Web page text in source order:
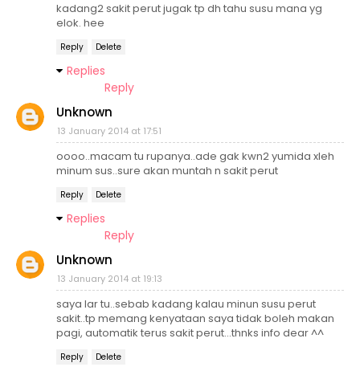
kadang2 sakit perut jugak tp dh tahu susu mana yg
elok. hee
Reply Delete
Replies
Reply
Unknown
13 January 2014 at 17:51
oooo..macam tu rupanya..ade gak kwn2 yumida xleh
minum sus..sure akan muntah n sakit perut
Reply Delete
Replies
Reply
Unknown
13 January 2014 at 19:13
saya lar tu..sebab kadang kalau minun susu perut
sakit..tp memang kenyataan saya tidak boleh makan
pagi, automatik terus sakit perut...thnks info dear ^^
Reply Delete